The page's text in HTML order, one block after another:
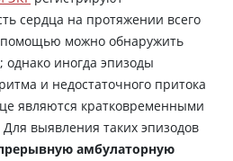
сердца на протяжении всего
помощью можно обнаружить
однако иногда эпизоды
и недостаточного притока
являются кратковременными
выявления таких эпизодов
амбулаторную